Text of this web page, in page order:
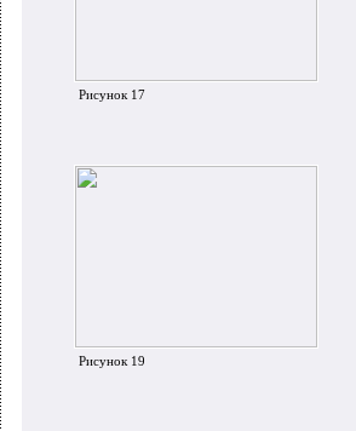
Рисунок 17
Рисунок 19